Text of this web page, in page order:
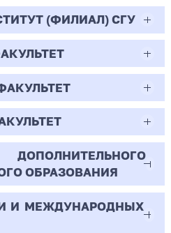
(ФИЛИАЛ) СГУ
образование
- 10
Практическая
образования
- 50
- 15
ОБРАЗОВАНИЯ
И МЕЖДУНАРОДНЫХ